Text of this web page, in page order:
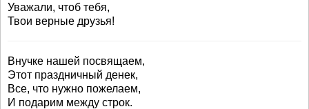
Уважали, чтоб тебя,
Твои верные друзья!
Внучке нашей посвящаем,
Этот праздничный денек,
Все, что нужно пожелаем,
И подарим между строк.